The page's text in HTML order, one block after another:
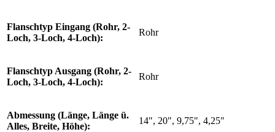
Flanschtyp Eingang (Rohr, 2-
Loch, 3-Loch, 4-Loch):
Rohr
Flanschtyp Ausgang (Rohr, 2-
Loch, 3-Loch, 4-Loch):
Rohr
Abmessung (Länge, Länge ü.
Alles, Breite, Höhe):
14", 20", 9,75", 4,25"